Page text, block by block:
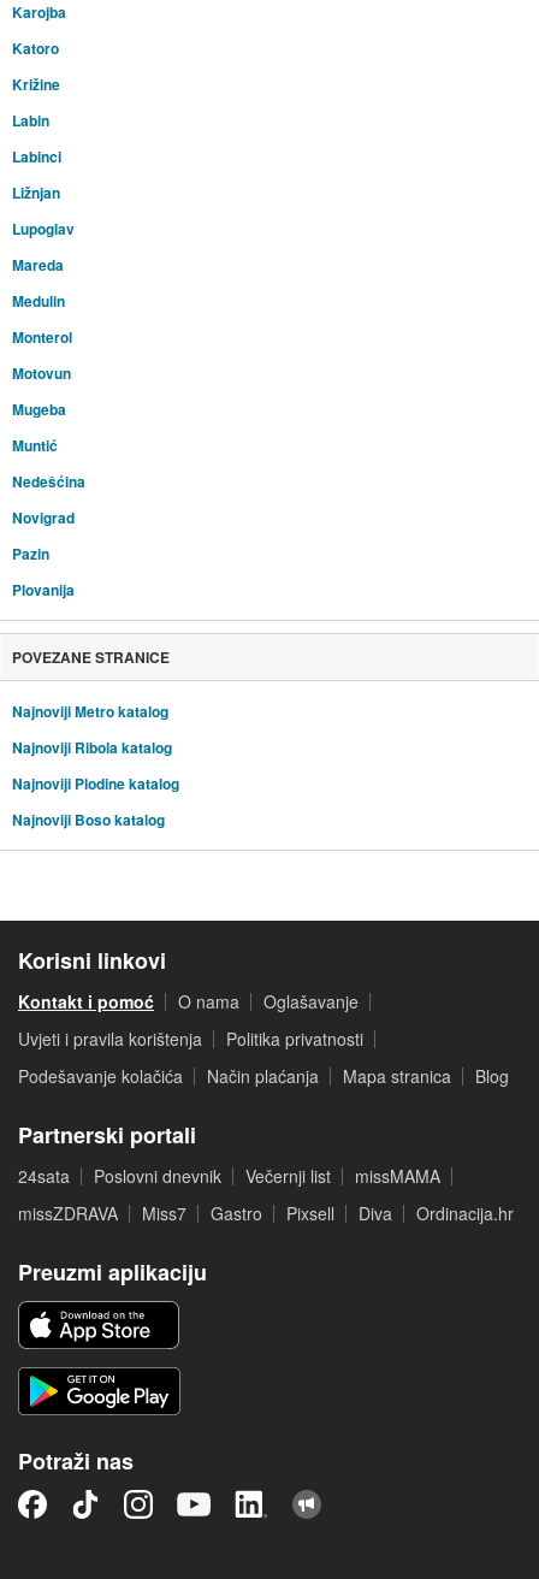
Karojba
Katoro
Križine
Labin
Labinci
Ližnjan
Lupoglav
Mareda
Medulin
Monterol
Motovun
Mugeba
Muntić
Nedešćina
Novigrad
Pazin
Plovanija
POVEZANE STRANICE
Najnoviji Metro katalog
Najnoviji Ribola katalog
Najnoviji Plodine katalog
Najnoviji Boso katalog
Korisni linkovi
Kontakt i pomoć O nama
Oglašavanje
Uvjeti i pravila korištenja
Politika privatnosti
Podešavanje kolačića
Način plaćanja Mapa stranica Blog
Partnerski portali
24sata Poslovni dnevnik Večernji list
missMAMA
missZDRAVA
Miss7 Gastro Pixsell Diva Ordinacija.hr
Preuzmi aplikaciju
Potraži nas